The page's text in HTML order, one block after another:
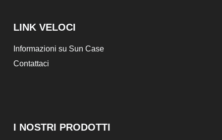
LINK VELOCI
Informazioni su Sun Case
Contattaci
I NOSTRI PRODOTTI